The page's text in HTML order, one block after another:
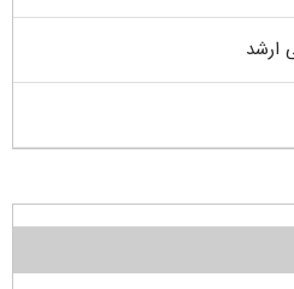
ارشد